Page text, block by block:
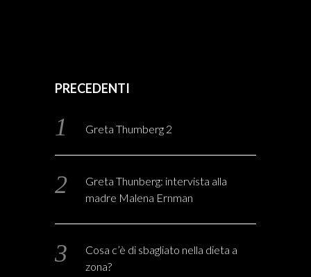
PRECEDENTI
Greta Thumberg 2
Greta Thunberg: intervista alla
madre Malena Ernman
Cosa c’è di sbagliato nella dieta a
zona?